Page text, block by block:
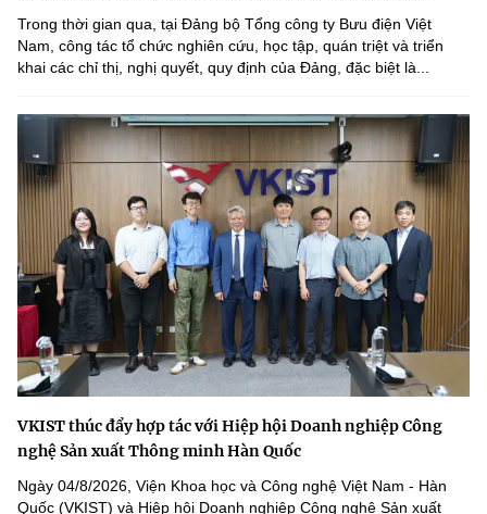
Trong thời gian qua, tại Đảng bộ Tổng công ty Bưu điện Việt
Nam, công tác tổ chức nghiên cứu, học tập, quán triệt và triển
khai các chỉ thị, nghị quyết, quy định của Đảng, đặc biệt là...
VKIST thúc đẩy hợp tác với Hiệp hội Doanh nghiệp Công
nghệ Sản xuất Thông minh Hàn Quốc
Ngày 04/8/2026, Viện Khoa học và Công nghệ Việt Nam - Hàn
Quốc (VKIST) và Hiệp hội Doanh nghiệp Công nghệ Sản xuất